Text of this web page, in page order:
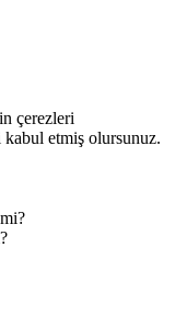
çerezleri
kabul etmiş olursunuz.